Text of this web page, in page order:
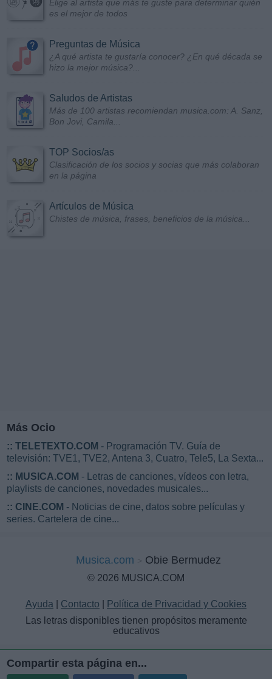
Elige al artista que más te guste para determinar quién
es el mejor de todos
Preguntas de Música
¿A qué artista te gustaría conocer? ¿En qué década se
hizo la mejor música?...
Saludos de Artistas
Más de 100 artistas recomiendan musica.com: A. Sanz,
Bon Jovi, Camila...
TOP Socios/as
Clasificación de los socios y socias que más colaboran
en la página
Artículos de Música
Chistes de música, frases, beneficios de la música...
Más Ocio
:: TELETEXTO.COM - Programación TV. Guía de
televisión: TVE1, TVE2, Antena 3, Cuatro, Tele5, La Sexta...
:: MUSICA.COM - Letras de canciones, vídeos con letra,
playlists de canciones, novedades musicales...
:: CINE.COM - Noticias de cine, datos sobre películas y
series. Cartelera de cine...
Musica.com Obie Bermudez
© 2026 MUSICA.COM
Ayuda Contacto
Política de Privacidad y Cookies
Las letras disponibles tienen propósitos meramente
educativos
Compartir esta página en...